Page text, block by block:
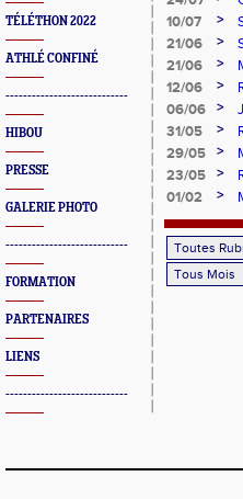
TÉLÉTHON 2022
ATHLÉ CONFINÉ
----------------------------
HIBOU
PRESSE
GALERIE PHOTO
----------------------------
FORMATION
PARTENAIRES
LIENS
----------------------------
10/07
>
21/06
>
21/06
>
12/06
>
06/06
>
31/05
>
29/05
>
23/05
>
01/02
>